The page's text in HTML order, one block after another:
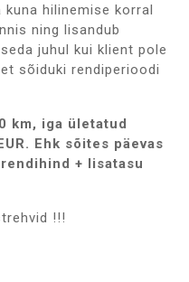
hilinemise korral
ning lisandub
juhul kui klient pole
sõiduki rendiperioodi
km, iga ületatud
Ehk sõites päevas
+ lisatasu
!!!